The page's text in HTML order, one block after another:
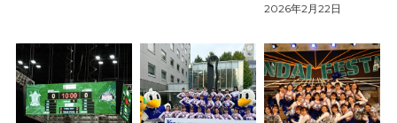
2026年2月22日